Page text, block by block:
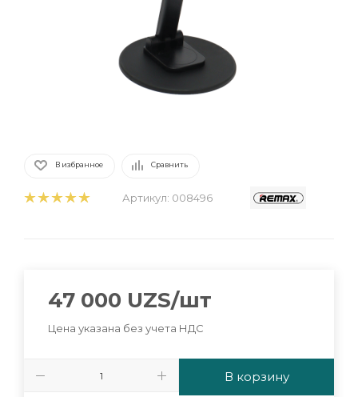
В избранное Сравнить
Артикул: 008496
47 000 UZS/шт
Цена указана без учета НДС
В корзину